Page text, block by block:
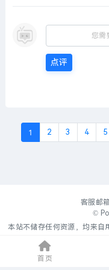
您需
点评
1 2 3 4 5
首页
客服邮
©
本站不储存任何资源，均来自